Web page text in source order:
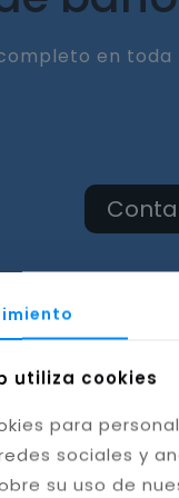
en toda
de
utiliza cookies
para
sociales y
su uso de